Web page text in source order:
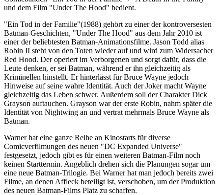
und dem Film "Under The Hood" bedient.
"Ein Tod in der Familie"(1988) gehört zu einer der kontroversesten
Batman-Geschichten, "Under The Hood" aus dem Jahr 2010 ist
einer der beliebtesten Batman-Animationsfilme. Jason Todd alias
Robin II steht von den Toten wieder auf und wird zum Widersacher
Red Hood. Der operiert im Verborgenen und sorgt dafür, dass die
Leute denken, er sei Batman, während er ihn gleichzeitig als
Kriminellen hinstellt. Er hinterlässt für Bruce Wayne jedoch
Hinweise auf seine wahre Identität. Auch der Joker macht Wayne
gleichzeitig das Leben schwer. Außerdem soll der Charakter Dick
Grayson auftauchen. Grayson war der erste Robin, nahm später die
Identität von Nightwing an und vertrat mehrmals Bruce Wayne als
Batman.
Warner hat eine ganze Reihe an Kinostarts für diverse
Comicverfilmungen des neuen "DC Expanded Universe"
festgesetzt, jedoch gibt es für einen weiteren Batman-Film noch
keinen Starttermin. Angeblich drehen sich die Planungen sogar um
eine neue Batman-Trilogie. Bei Warner hat man jedoch bereits zwei
Filme, an denen Affleck beteiligt ist, verschoben, um der Produktion
des neuen Batman-Films Platz zu schaffen.